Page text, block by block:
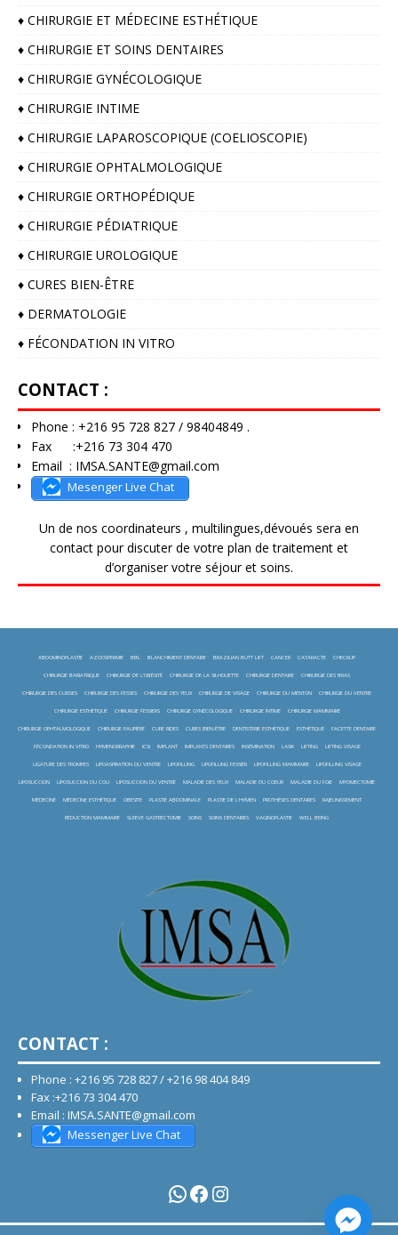
♦️ CHIRURGIE ET MÉDECINE ESTHÉTIQUE
♦️ CHIRURGIE ET SOINS DENTAIRES
♦️ CHIRURGIE GYNÉCOLOGIQUE
♦️ CHIRURGIE INTIME
♦️ CHIRURGIE LAPAROSCOPIQUE (COELIOSCOPIE)
♦️ CHIRURGIE OPHTALMOLOGIQUE
♦️ CHIRURGIE ORTHOPÉDIQUE
♦️ CHIRURGIE PÉDIATRIQUE
♦️ CHIRURGIE UROLOGIQUE
♦️ CURES BIEN-ÊTRE
♦️ DERMATOLOGIE
♦️ FÉCONDATION IN VITRO
CONTACT :
Phone : +216 95 728 827 / 98404849 .
Fax :+216 73 304 470
Email : IMSA.SANTE@gmail.com
Mesenger Live Chat
Un de nos coordinateurs , multilingues,dévoués sera en
contact pour discuter de votre plan de traitement et
d’organiser votre séjour et soins.
ABDOMINOPLASTIE AZOOSPERMIE BBL BLANCHIMENT DENTAIRE BRAZILIAN BUTT LIFT CANCER CATARACTE CHECKUP
CHIRURGIE BARIATRIQUE CHIRURGIE DE L'OBÉSITÉ CHIRURGIE DE LA SILHOUETTE CHIRURGIE DENTAIRE CHIRURGIE DES BRAS
CHIRURGIE DES CUISSES CHIRURGIE DES FESSES CHIRURGIE DES YEUX CHIRURGIE DE VISAGE CHIRURGIE DU MENTON CHIRURGIE DU VENTRE
CHIRURGIE ESTHÉTIQUE CHIRURGIE FESSIERS CHIRURGIE GYNÉCOLOGIQUE CHIRURGIE INTIME CHIRURGIE MAMMAIRE
CHIRURGIE OPHTALMOLOGIQUE CHIRURGIE PAUPIÈRE CURE RIDES CURES BIEN-ÊTRE DENTISTERIE ESTHÉTIQUE ESTHÉTIQUE FACETTE DENTAIRE
FÉCONDATION IN VITRO HYMENORRAPHIE ICSI IMPLANT IMPLANTS DENTAIRES INSÉMINATION LASIK LIFTING LIFTING VISAGE
LIGATURE DES TROMPES LIPOASPIRATION DU VENTRE LIPOFILLING LIPOFILLING FESSIER LIPOFILLING MAMMAIRE LIPOFILLING VISAGE
LIPOSUCCION LIPOSUCCION DU COU LIPOSUCCION DU VENTRE MALADIE DES YEUX MALADIE DU COEUR MALADIE DU FOIE MYOMECTOMIE
MÉDECINE MÉDECINE ESTHÉTIQUE OBESITE PLASTIE ABDOMINALE PLASTIE DE L'HYMEN PROTHÈSES DENTAIRES RAJEUNISSEMENT
RÉDUCTION MAMMAIRE SLEEVE GASTRECTOMIE SOINS SOINS DENTAIRES VAGINOPLASTIE WELL BEING
CONTACT :
Phone : +216 95 728 827 / +216 98 404 849
Fax :+216 73 304 470
Email : IMSA.SANTE@gmail.com
Messenger Live Chat